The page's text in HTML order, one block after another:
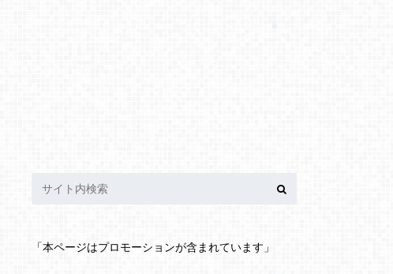
「本ページはプロモーションが含まれています」